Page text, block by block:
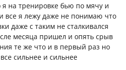
я на тренировке бью по мячу и
все я лежу даже не понимаю что
даже с таким не сталкивался
месяца пришел и опять срыв
те же что и в первый раз но
сильнее и сильнее